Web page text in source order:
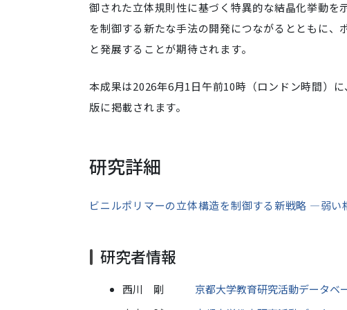
御された立体規則性に基づく特異的な結晶化挙動
を制御する新たな手法の開発につながるとともに
と発展することが期待されます。
本成果は2026年6月1日午前10時（ロンドン時間）
版に掲載されます。
研究詳細
ビニルポリマーの立体構造を制御する新戦略 ―弱
研究者情報
西川 剛 京都大学教育研究活動データベ